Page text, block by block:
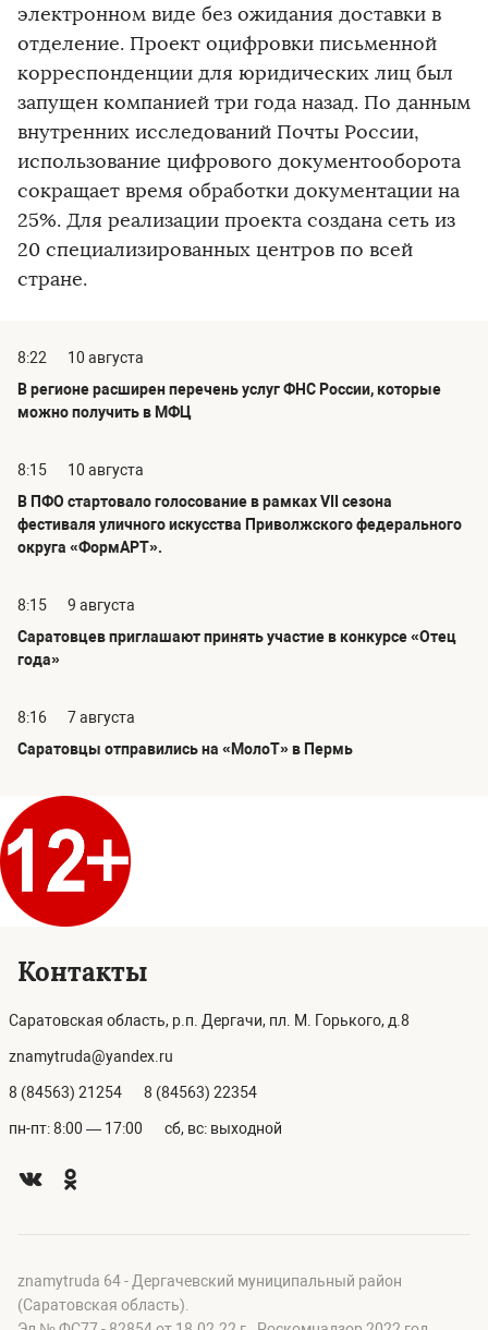
электронном виде без ожидания доставки в
отделение. Проект оцифровки письменной
корреспонденции для юридических лиц был
запущен компанией три года назад. По данным
внутренних исследований Почты России,
использование цифрового документооборота
сокращает время обработки документации на
25%. Для реализации проекта создана сеть из
20 специализированных центров по всей
стране.
8:22
10 августа
В регионе расширен перечень услуг ФНС России, которые
можно получить в МФЦ
8:15
10 августа
В ПФО стартовало голосование в рамках VII сезона
фестиваля уличного искусства Приволжского федерального
округа «ФормАРТ».
8:15
9 августа
Саратовцев приглашают принять участие в конкурсе «Отец
года»
8:16
7 августа
Саратовцы отправились на «МолоТ» в Пермь
Контакты
Саратовская область, р.п. Дергачи, пл. М. Горького, д.8
znamytruda@yandex.ru
8 (84563) 21254 8 (84563) 22354
пн-пт: 8:00 — 17:00 сб, вс: выходной
znamytruda 64 - Дергачевский муниципальный район
(Саратовская область).